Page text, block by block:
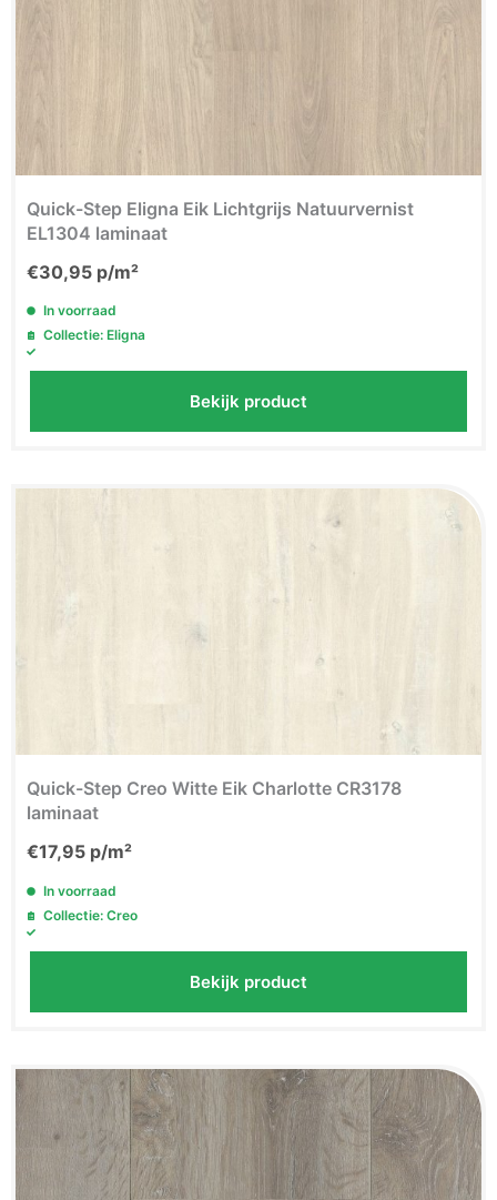
Quick-Step Eligna Eik Lichtgrijs Natuurvernist
EL1304 laminaat
€30,95 p/m²
In voorraad
Collectie: Eligna
Bekijk product
Quick-Step Creo Witte Eik Charlotte CR3178
laminaat
€17,95 p/m²
In voorraad
Collectie: Creo
Bekijk product